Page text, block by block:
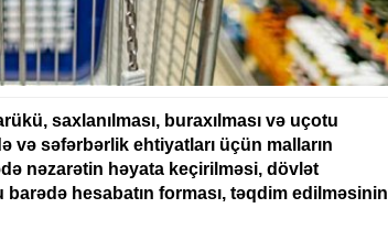
saxlanılması, buraxılması və uçotu
və səfərbərlik ehtiyatları üçün malların
nəzarətin həyata keçirilməsi, dövlət
hesabatın forması, təqdim edilməsinin